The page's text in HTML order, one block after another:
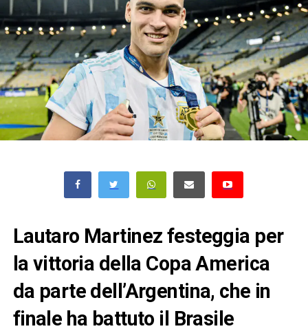
Lautaro Martinez festeggia per
la vittoria della Copa America
da parte dell’Argentina, che in
finale ha battuto il Brasile